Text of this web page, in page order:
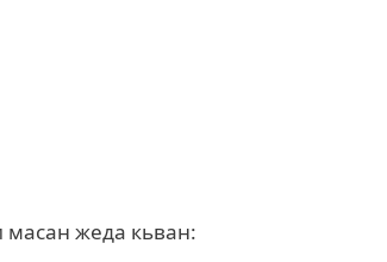
масан жеда кьван: